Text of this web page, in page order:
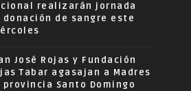
realizarán jornada
donación de sangre este
José Rojas y Fundación
Tabar agasajan a Madres
provincia Santo Domingo